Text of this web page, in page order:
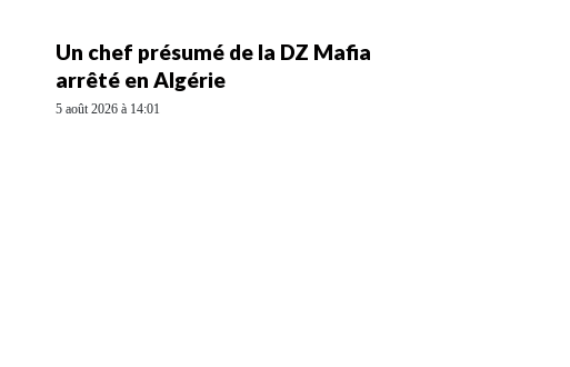
Un chef présumé de la DZ Mafia
arrêté en Algérie
5 août 2026 à 14:01